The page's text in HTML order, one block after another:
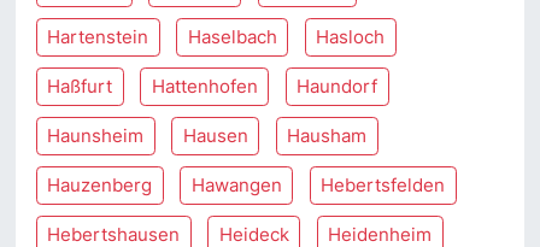
Hartenstein Haselbach Hasloch
Haßfurt Hattenhofen Haundorf
Haunsheim Hausen Hausham
Hauzenberg Hawangen Hebertsfelden
Hebertshausen Heideck Heidenheim